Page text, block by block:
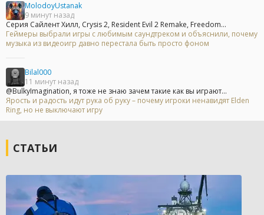
MolodoyUstanak
9 минут назад
Серия Сайлент Хилл, Crysis 2, Resident Evil 2 Remake, Freedom...
Геймеры выбрали игры с любимым саундтреком и объяснили, почему
музыка из видеоигр давно перестала быть просто фоном
Bilal000
11 минут назад
@BulkyImagination, я тоже не знаю зачем такие как вы играют...
Ярость и радость идут рука об руку – почему игроки ненавидят Elden
Ring, но не выключают игру
СТАТЬИ